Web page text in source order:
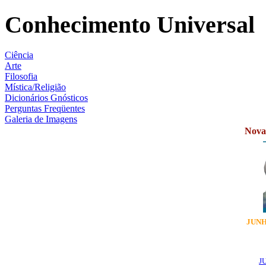
Conhecimento Universal
Ciência
Arte
Filosofia
Mística/Religião
Dicionários Gnósticos
Perguntas Freqüentes
Galeria de Imagens